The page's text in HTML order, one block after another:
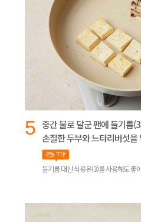
5 중간 불로 달군 팬에 들기름
손질한 두부와 느타리버섯을
들기름 대신 식용유(3)를 사용해도 좋